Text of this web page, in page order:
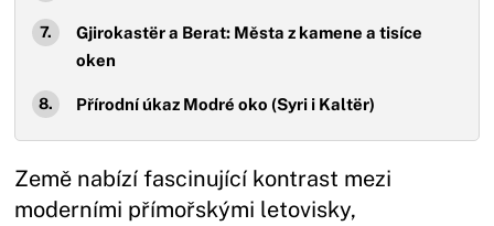
Gjirokastër a Berat: Města z kamene a tisíce
oken
Přírodní úkaz Modré oko (Syri i Kaltër)
Země nabízí fascinující kontrast mezi
moderními přímořskými letovisky,